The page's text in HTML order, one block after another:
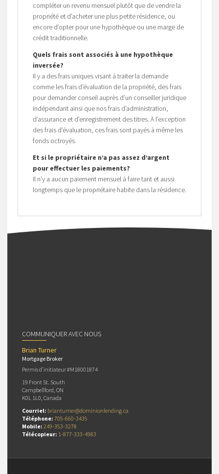
compléter un revenu mensuel plutôt que de vendre la
propriété et d’acheter une plus petite résidence, ou
encore d’opter pour une hypothèque ou une marge de
crédit traditionnelle.
Quels frais sont associés à une hypothèque
inversée?
Il y a des frais uniques visant à traiter la demande
comme les frais d’évaluation de la propriété, des frais
pour demander conseil auprès d’un conseiller juridique
indépendant ainsi que nos frais d’administration,
d’assurance et d’enregistrement des titres. À l’exception
des frais d’évaluation, ces frais sont payés à même les
fonds octroyés.
Et si le propriétaire n’a pas assez d’argent
pour effectuer les paiements?
Il n’y a aucun paiement mensuel à faire tant et aussi
longtemps que le propriétaire habite dans la résidence.
COMMUNIQUER AVEC NOUS
Brian Turner
Mortgage Broker
Permis d’initiateur #M18001874
19 Front St. South
Campbellford, ON
K0L 1L0, Canada
Courriel: brianturner@dominionlending.ca
Téléphone: 705-660-3435
Mobile: 249-353-3278
Télécopieur: 1-877-333-4983